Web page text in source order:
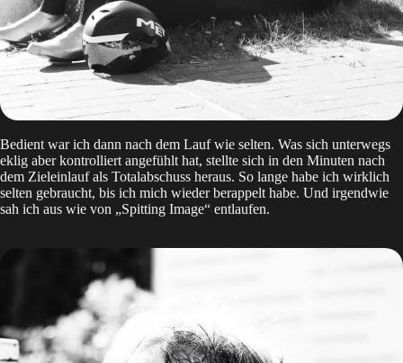
Bedient war ich dann nach dem Lauf wie selten. Was sich unterwegs
eklig aber kontrolliert angefühlt hat, stellte sich in den Minuten nach
dem Zieleinlauf als Totalabschuss heraus. So lange habe ich wirklich
selten gebraucht, bis ich mich wieder berappelt habe. Und irgendwie
sah ich aus wie von „Spitting Image“ entlaufen.